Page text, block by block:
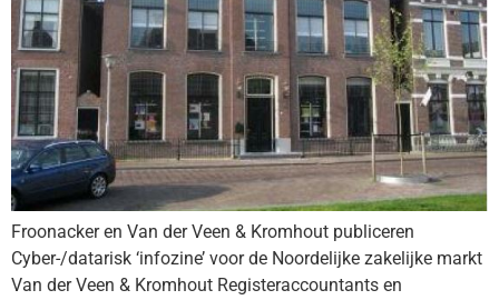
Froonacker en Van der Veen & Kromhout publiceren
Cyber-/datarisk ‘infozine’ voor de Noordelijke zakelijke markt
Van der Veen & Kromhout Registeraccountants en